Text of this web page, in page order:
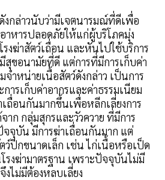
งกล่าวนับว่ามีเจตนารมณ์ที่ดีเพื่อ
าหารปลอดภัยให้แก่ผู้บริโภคมุ่ง
รงฆ่าสัตว์เถื่อน และหันไปใช้บริการ
สุขอนามัยที่ดี แต่การที่มีการเก็บค่า
จำหน่ายเนื้อสัตว์ดังกล่าว เป็นการ
ารเก็บค่าอากรและค่าธรรมเนียม
เถื่อนกันมากขึ้นเพื่อหลีกเลี่ยงการ
าก กลุ่มสุกรและวัวควาย ที่มีการ
จจุบัน มีการฆ่าเถื่อนกันมาก แต่
ปีกขนาดเล็ก เช่น ไก่เนื้อหรือเป็ด
งฆ่ามาตรฐาน เพราะปัจจุบันไม่มี
งไม่มีต้องหลบเลี่ยง